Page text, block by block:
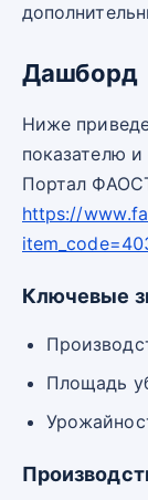
Дашборд
Ниже
показателю
Портал
https://
Ключевые
Площадь